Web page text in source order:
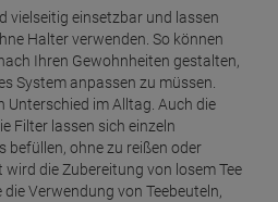
vielseitig einsetzbar und lassen
Halter verwenden. So können
Ihren Gewohnheiten gestalten,
System anpassen zu müssen.
Unterschied im Alltag. Auch die
Filter lassen sich einzeln
befüllen, ohne zu reißen oder
die Zubereitung von losem Tee
Verwendung von Teebeuteln,